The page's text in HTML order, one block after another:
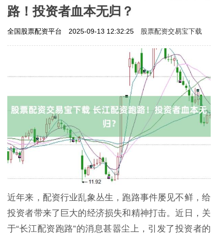
路！投资者血本无归？
全国股票配资平台 2025-09-13 12:32:25 股票配资交易宝下载
近年来，配资行业乱象丛生，跑路事件屡见不鲜，给
投资者带来了巨大的经济损失和精神打击。近日，关
于“长江配资跑路”的消息甚嚣尘上，引发了投资者的